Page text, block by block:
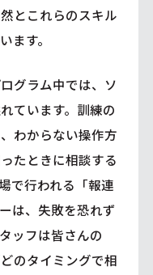
とこれらのスキル
ます。
グラム中では、ソ
ています。訓練の
わからない操作方
たときに相談する
で行われる「報連
は、失敗を恐れず
ッフは皆さんの
のタイミングで相